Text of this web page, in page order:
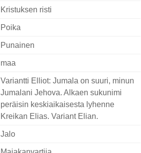
Kristuksen risti
Poika
Punainen
maa
Variantti Elliot: Jumala on suuri, minun
Jumalani Jehova. Alkaen sukunimi
peräisin keskiaikaisesta lyhenne
Kreikan Elias. Variant Elian.
Jalo